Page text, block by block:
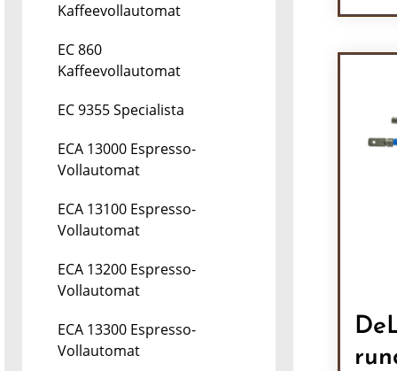
Kaffeevollautomat
EC 860
Kaffeevollautomat
EC 9355 Specialista
ECA 13000 Espresso-
Vollautomat
ECA 13100 Espresso-
Vollautomat
ECA 13200 Espresso-
Vollautomat
ECA 13300 Espresso-
Vollautomat